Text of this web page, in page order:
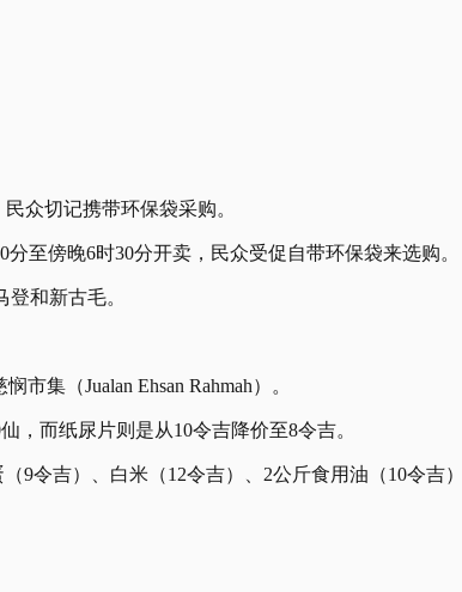
众切记携带环保袋采购。
至傍晚6时30分开卖，民众受促自带环保袋来选购。
登和新古毛。
集（Jualan Ehsan Rahmah）。
，而纸尿片则是从10令吉降价至8令吉。
令吉）、白米（12令吉）、2公斤食用油（10令吉